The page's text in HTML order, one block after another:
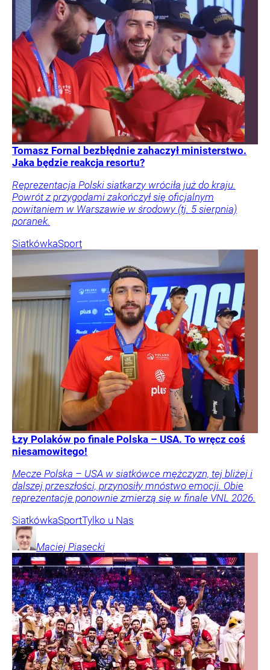
Tomasz Fornal bezbłędnie zahaczył ministerstwo.
Jaka będzie reakcja resortu?
Reprezentacja Polski siatkarzy wróciła już do kraju.
Powrót z przygodami zakończył się oficjalnym
powitaniem w Warszawie w środowy (tj. 5 sierpnia)
poranek.
SiatkówkaSport
Łzy Polaków po finale Polska – USA. To wręcz coś
niesamowitego!
Mecze Polska – USA w siatkówce mężczyzn, tej bliżej i
dalszej przeszłości, przynosiły mnóstwo emocji. Obie
reprezentacje ponownie zmierzą się w finale VNL 2026.
SiatkówkaSportTylko u Nas
Maciej Piasecki